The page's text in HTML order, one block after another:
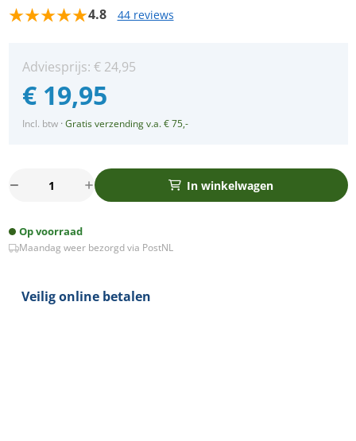
4.8 44 reviews
Adviesprijs: € 24,95
€ 19,95
Incl. btw ·Gratis verzending v.a. € 75,-
Infrarood
bewegingsmelder
schakelaar
-
In winkelwagen
Op voorraad
Maandag weer bezorgd via PostNL
Veilig online betalen